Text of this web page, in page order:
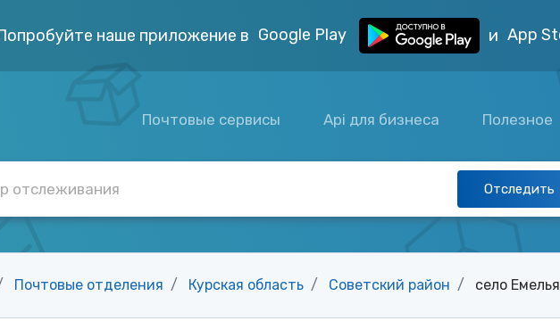
наше приложение в Google Play и App
Почтовые сервисы Api для бизнеса Полезное
Отследить
Почтовые отделения Курская область Советский район село